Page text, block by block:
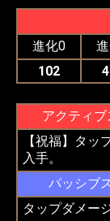
進化0
102
アクティブ
【祝福】タッ
入手。
パッシブ
タップダメー